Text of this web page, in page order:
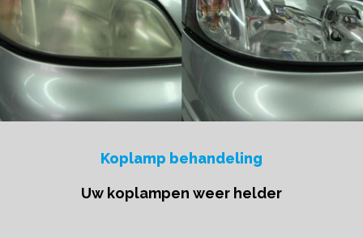
Koplamp behandeling
Uw koplampen weer helder